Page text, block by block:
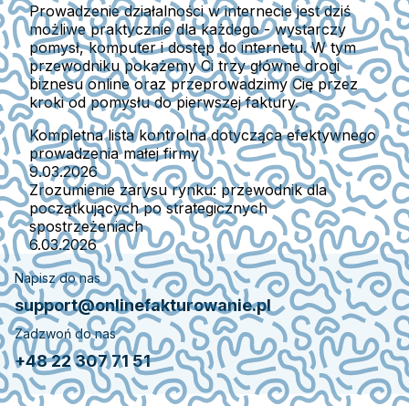
Prowadzenie działalności w internecie jest dziś
możliwe praktycznie dla każdego - wystarczy
pomysł, komputer i dostęp do internetu. W tym
przewodniku pokażemy Ci trzy główne drogi
biznesu online oraz przeprowadzimy Cię przez
kroki od pomysłu do pierwszej faktury.
Kompletna lista kontrolna dotycząca efektywnego
prowadzenia małej firmy
9.03.2026
Zrozumienie zarysu rynku: przewodnik dla
początkujących po strategicznych
spostrzeżeniach
6.03.2026
Napisz do nas
support@onlinefakturowanie.pl
Zadzwoń do nas
+48 22 307 71 51